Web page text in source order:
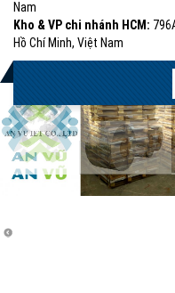
Nam
Kho & VP chi nhánh HCM:
Hồ Chí Minh, Việt Nam